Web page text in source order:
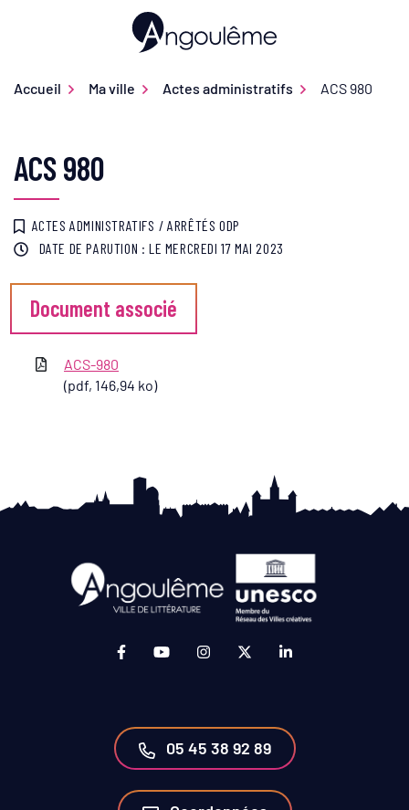
Ville d'Angoulême
Accueil Ma ville Actes administratifs ACS 980
ACS 980
ACTES ADMINISTRATIFS / ARRÊTÉS ODP
DATE DE PARUTION : LE MERCREDI 17 MAI 2023
Document associé
ACS-980
(pdf, 146,94 ko)
Lien vers le compte Facebook (ouverture
Lien vers la chaîne Youtube
Lien vers le compte
Lien vers le compte
Lien vers le
05 45 38 92 89